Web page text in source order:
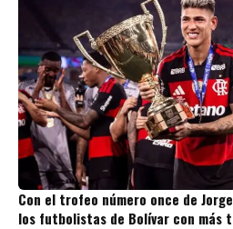
Con el trofeo número once de
los futbolistas de Bolívar con más